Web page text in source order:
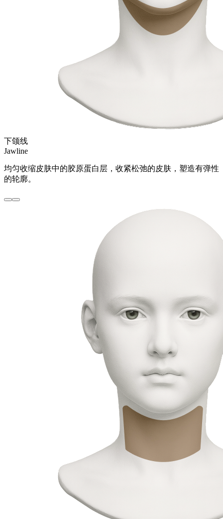
下颌线
Jawline
均匀收缩皮肤中的胶原蛋白层，收紧松弛的皮肤，塑造有弹性
的轮廓。